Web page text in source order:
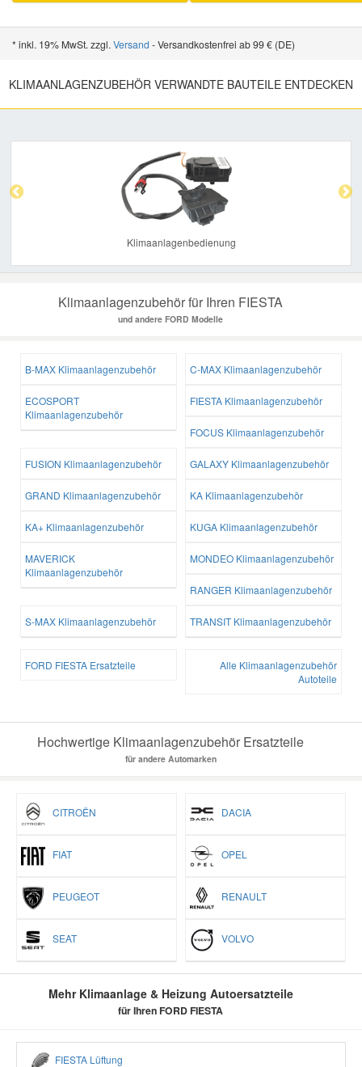
* inkl. 19% MwSt. zzgl. Versand - Versandkostenfrei ab 99 € (DE)
KLIMAANLAGENZUBEHÖR VERWANDTE BAUTEILE ENTDECKEN
Klimaanlagenbedienung
Klimaanlagenzubehör für Ihren FIESTA
und andere FORD Modelle
B-MAX Klimaanlagenzubehör C-MAX Klimaanlagenzubehör
ECOSPORT
Klimaanlagenzubehör
FIESTA Klimaanlagenzubehör
FOCUS Klimaanlagenzubehör
FUSION Klimaanlagenzubehör GALAXY Klimaanlagenzubehör
GRAND Klimaanlagenzubehör KA Klimaanlagenzubehör
KA+ Klimaanlagenzubehör KUGA Klimaanlagenzubehör
MAVERICK
Klimaanlagenzubehör
MONDEO Klimaanlagenzubehör
RANGER Klimaanlagenzubehör
S-MAX Klimaanlagenzubehör TRANSIT Klimaanlagenzubehör
FORD FIESTA Ersatzteile
Alle Klimaanlagenzubehör
Autoteile
Hochwertige Klimaanlagenzubehör Ersatzteile
für andere Automarken
CITROËN DACIA
FIAT OPEL
PEUGEOT RENAULT
SEAT VOLVO
Mehr Klimaanlage & Heizung Autoersatzteile
für Ihren FORD FIESTA
FIESTA Lüftung